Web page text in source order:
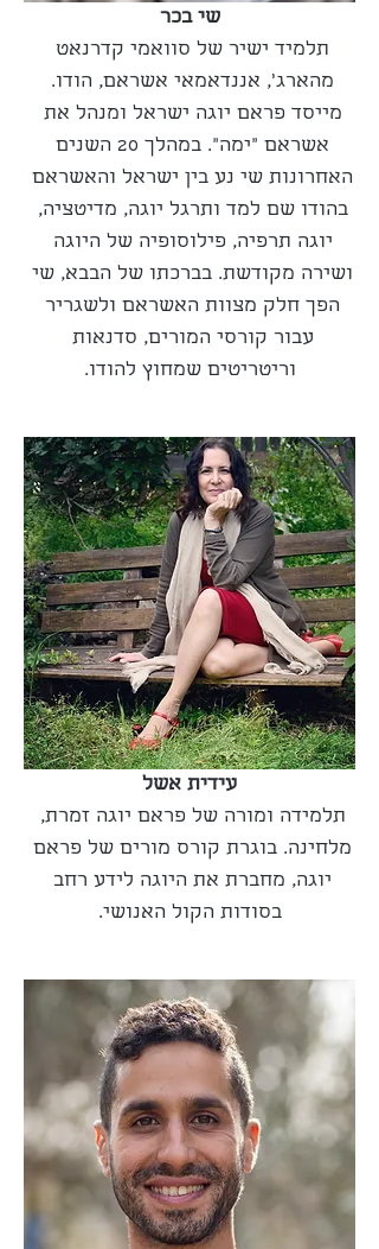
שי בכר
תלמיד ישיר של סוואמי קדרנאט
מהארג', אננדאמאי אשראם, הודו.
מייסד פראם יוגה ישראל ומנהל את
אשראם "ימה". במהלך 20 השנים
האחרונות שי נע בין ישראל והאשראם
בהודו שם למד ותרגל יוגה, מדיטציה,
יוגה תרפיה, פילוסופיה של היוגה
ושירה מקודשת. בברכתו של הבבא, שי
הפך חלק מצוות האשראם ולשגריר
עבור קורסי המורים, סדנאות
וריטריטים שמחוץ להודו.
עידית אשל
תלמידה ומורה של פראם יוגה זמרת,
מלחינה. בוגרת קורס מורים של פראם
יוגה, מחברת את היוגה לידע רחב
בסודות הקול האנושי.